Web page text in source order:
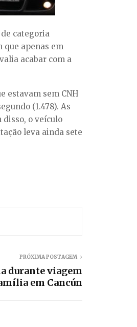
categoria
que apenas em
acabar com a
estavam sem CNH
(1.478). As
disso, o veículo
leva ainda sete
PRÓXIMA POSTAGEM
durante viagem
em Cancún